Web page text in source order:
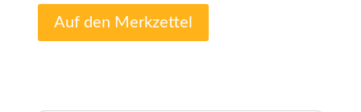
Auf den Merkzettel